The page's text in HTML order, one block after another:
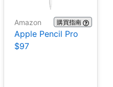
Amazon 購買指南
Apple Pencil Pro
$97